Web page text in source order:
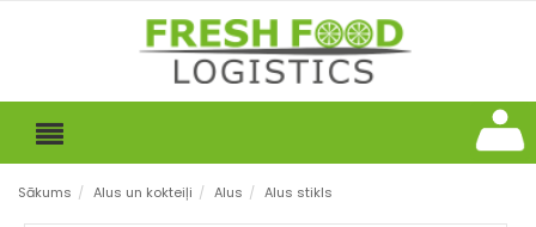
Sākums / Alus un kokteiļi / Alus / Alus stikls